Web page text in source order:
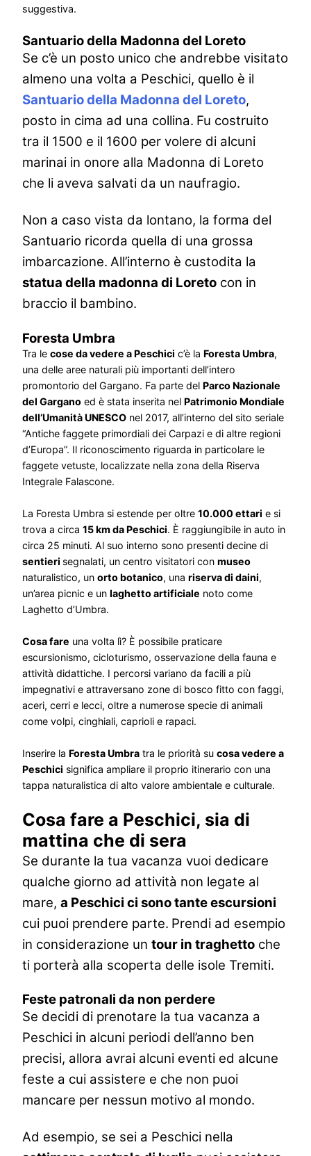
suggestiva.
Santuario della Madonna del Loreto
Se c’è un posto unico che andrebbe visitato
almeno una volta a Peschici, quello è il
Santuario della Madonna del Loreto,
posto in cima ad una collina. Fu costruito
tra il 1500 e il 1600 per volere di alcuni
marinai in onore alla Madonna di Loreto
che li aveva salvati da un naufragio.
Non a caso vista da lontano, la forma del
Santuario ricorda quella di una grossa
imbarcazione. All’interno è custodita la
statua della madonna di Loreto con in
braccio il bambino.
Foresta Umbra
Tra le cose da vedere a Peschici c’è la Foresta Umbra,
una delle aree naturali più importanti dell’intero
promontorio del Gargano. Fa parte del Parco Nazionale
del Gargano ed è stata inserita nel Patrimonio Mondiale
dell’Umanità UNESCO nel 2017, all’interno del sito seriale
“Antiche faggete primordiali dei Carpazi e di altre regioni
d’Europa”. Il riconoscimento riguarda in particolare le
faggete vetuste, localizzate nella zona della Riserva
Integrale Falascone.
La Foresta Umbra si estende per oltre 10.000 ettari e si
trova a circa 15 km da Peschici. È raggiungibile in auto in
circa 25 minuti. Al suo interno sono presenti decine di
sentieri segnalati, un centro visitatori con museo
naturalistico, un orto botanico, una riserva di daini,
un’area picnic e un laghetto artificiale noto come
Laghetto d’Umbra.
Cosa fare una volta lì? È possibile praticare
escursionismo, cicloturismo, osservazione della fauna e
attività didattiche. I percorsi variano da facili a più
impegnativi e attraversano zone di bosco fitto con faggi,
aceri, cerri e lecci, oltre a numerose specie di animali
come volpi, cinghiali, caprioli e rapaci.
Inserire la Foresta Umbra tra le priorità su cosa vedere a
Peschici significa ampliare il proprio itinerario con una
tappa naturalistica di alto valore ambientale e culturale.
Cosa fare a Peschici, sia di
mattina che di sera
Se durante la tua vacanza vuoi dedicare
qualche giorno ad attività non legate al
mare, a Peschici ci sono tante escursioni
cui puoi prendere parte. Prendi ad esempio
in considerazione un tour in traghetto che
ti porterà alla scoperta delle isole Tremiti.
Feste patronali da non perdere
Se decidi di prenotare la tua vacanza a
Peschici in alcuni periodi dell’anno ben
precisi, allora avrai alcuni eventi ed alcune
feste a cui assistere e che non puoi
mancare per nessun motivo al mondo.
Ad esempio, se sei a Peschici nella